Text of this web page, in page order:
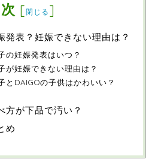
[閉じる ]
発表？妊娠できない理由は？
の妊娠発表はいつ？
が妊娠できない理由は？
とDAIGOの子供はかわいい？
方が下品で汚い？
め